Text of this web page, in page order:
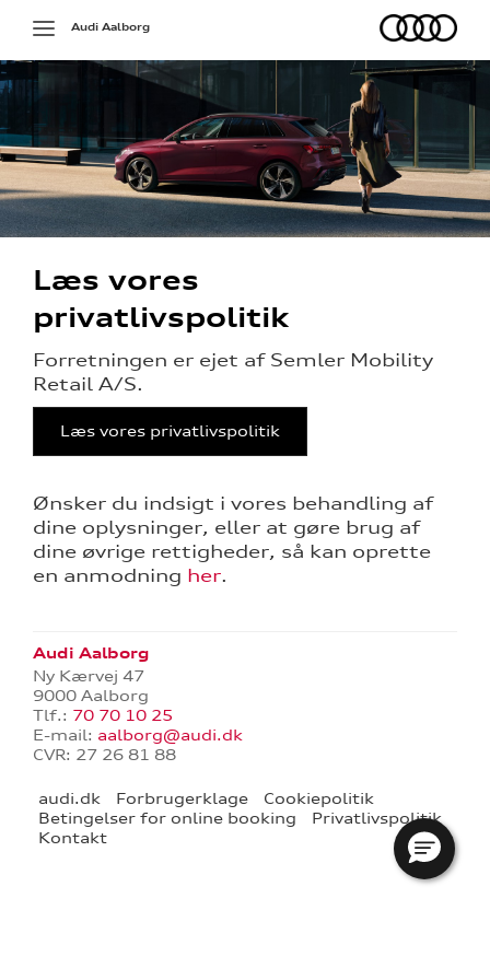
Toggle
navigation
Audi
Audi Aalborg
Læs vores
privatlivspolitik
Forretningen er ejet af Semler Mobility
Retail A/S.
Læs vores privatlivspolitik
Ønsker du indsigt i vores behandling af
dine oplysninger, eller at gøre brug af
dine øvrige rettigheder, så kan oprette
en anmodning her.
Audi Aalborg
Ny Kærvej 47
9000 Aalborg
Tlf.: 70 70 10 25
E-mail: aalborg@audi.dk
CVR: 27 26 81 88
audi.dk Forbrugerklage
Cookiepolitik
Betingelser for online booking
Privatlivspolitik
Kontakt